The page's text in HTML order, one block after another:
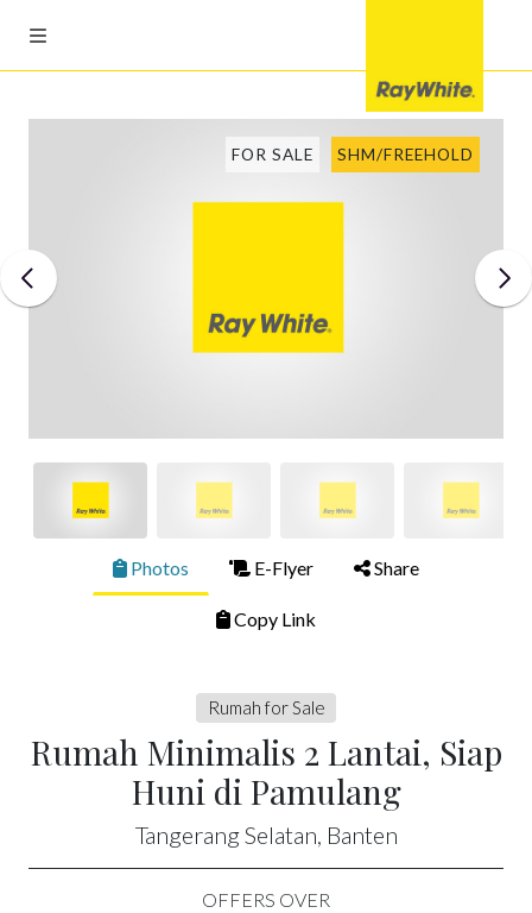
FOR SALE SHM/FREEHOLD
Photos E-Flyer Share
Copy Link
Rumah for Sale
Rumah Minimalis 2 Lantai, Siap
Huni di Pamulang
Tangerang Selatan, Banten
OFFERS OVER